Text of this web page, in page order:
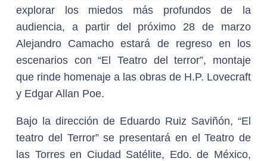
explorar los miedos más profundos de la
audiencia, a partir del próximo 28 de marzo
Alejandro Camacho estará de regreso en los
escenarios con “El Teatro del terror”, montaje
que rinde homenaje a las obras de H.P. Lovecraft
y Edgar Allan Poe.
Bajo la dirección de Eduardo Ruiz Saviñón, “El
teatro del Terror” se presentará en el Teatro de
las Torres en Ciudad Satélite, Edo. de México,